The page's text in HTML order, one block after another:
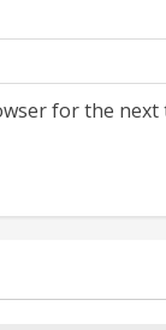
for the next